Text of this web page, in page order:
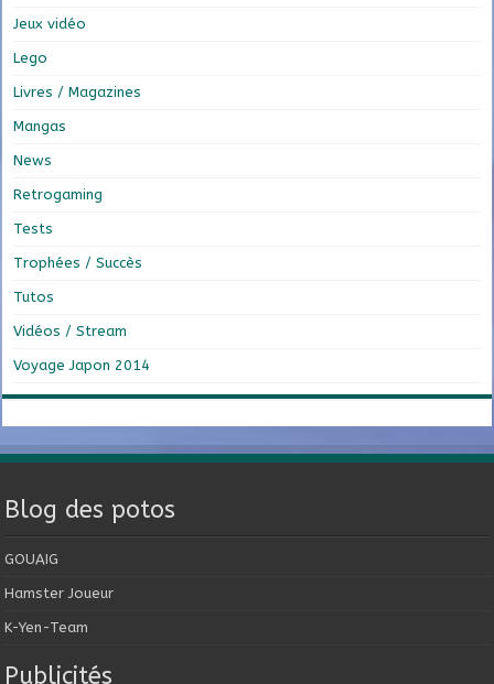
Jeux vidéo
Lego
Livres / Magazines
Mangas
News
Retrogaming
Tests
Trophées / Succès
Tutos
Vidéos / Stream
Voyage Japon 2014
Blog des potos
GOUAIG
Hamster Joueur
K-Yen-Team
Publicités